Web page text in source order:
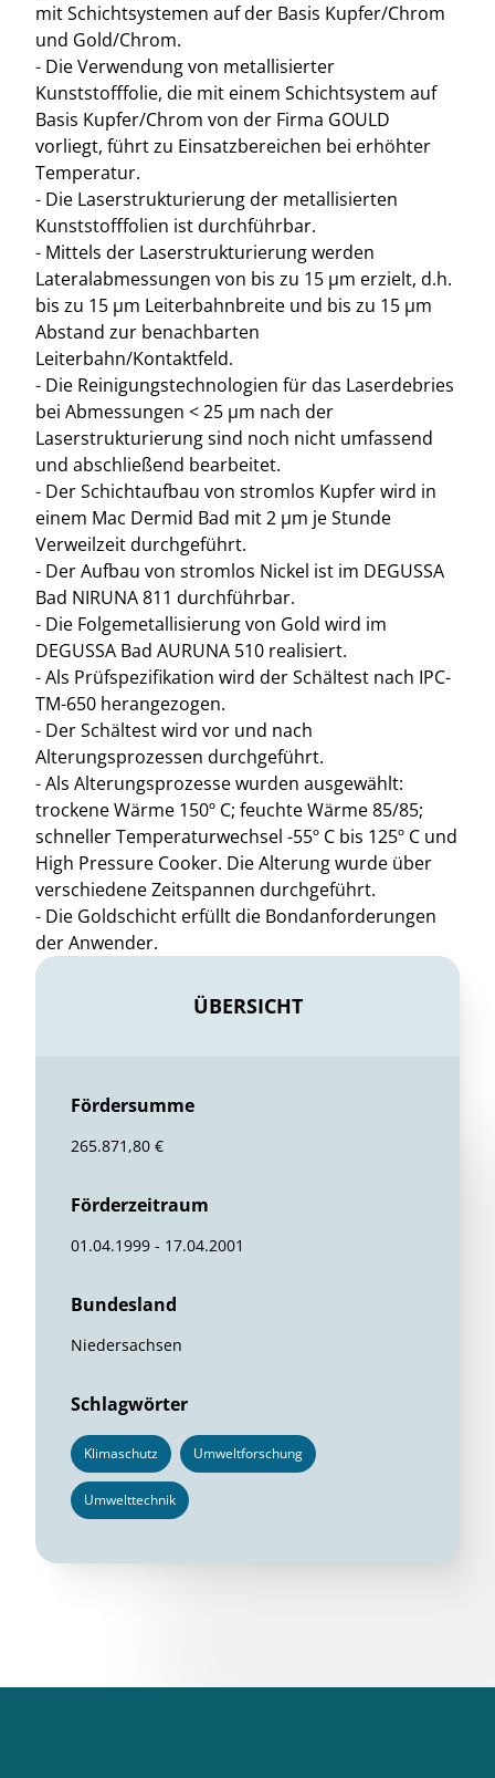
mit Schichtsystemen auf der Basis Kupfer/Chrom
und Gold/Chrom.
- Die Verwendung von metallisierter
Kunststofffolie, die mit einem Schichtsystem auf
Basis Kupfer/Chrom von der Firma GOULD
vorliegt, führt zu Einsatzbereichen bei erhöhter
Temperatur.
- Die Laserstrukturierung der metallisierten
Kunststofffolien ist durchführbar.
- Mittels der Laserstrukturierung werden
Lateralabmessungen von bis zu 15 µm erzielt, d.h.
bis zu 15 µm Leiterbahnbreite und bis zu 15 µm
Abstand zur benachbarten
Leiterbahn/Kontaktfeld.
- Die Reinigungstechnologien für das Laserdebries
bei Abmessungen < 25 µm nach der
Laserstrukturierung sind noch nicht umfassend
und abschließend bearbeitet.
- Der Schichtaufbau von stromlos Kupfer wird in
einem Mac Dermid Bad mit 2 µm je Stunde
Verweilzeit durchgeführt.
- Der Aufbau von stromlos Nickel ist im DEGUSSA
Bad NIRUNA 811 durchführbar.
- Die Folgemetallisierung von Gold wird im
DEGUSSA Bad AURUNA 510 realisiert.
- Als Prüfspezifikation wird der Schältest nach IPC-
TM-650 herangezogen.
- Der Schältest wird vor und nach
Alterungsprozessen durchgeführt.
- Als Alterungsprozesse wurden ausgewählt:
trockene Wärme 150º C; feuchte Wärme 85/85;
schneller Temperaturwechsel -55º C bis 125º C und
High Pressure Cooker. Die Alterung wurde über
verschiedene Zeitspannen durchgeführt.
- Die Goldschicht erfüllt die Bondanforderungen
der Anwender.
ÜBERSICHT
Fördersumme
265.871,80 €
Förderzeitraum
01.04.1999 - 17.04.2001
Bundesland
Niedersachsen
Schlagwörter
Klimaschutz Umweltforschung
Umwelttechnik